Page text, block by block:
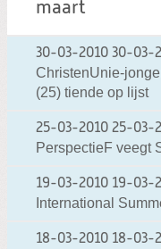
maart
30-03-2010 30-03-
ChristenUnie-
(25) tiende op lijst
25-03-2010 25-03-
PerspectieF veegt
19-03-2010 19-03-
International
18-03-2010 18-03-